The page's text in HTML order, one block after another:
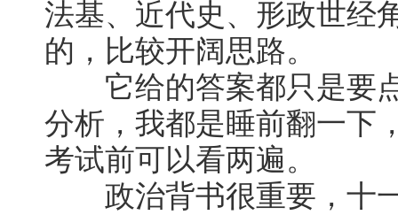
法基、近代史、形政世经
的，比较开阔思路。
它给的答案都只是要点
分析，我都是睡前翻一下
考试前可以看两遍。
政治背书很重要，十一